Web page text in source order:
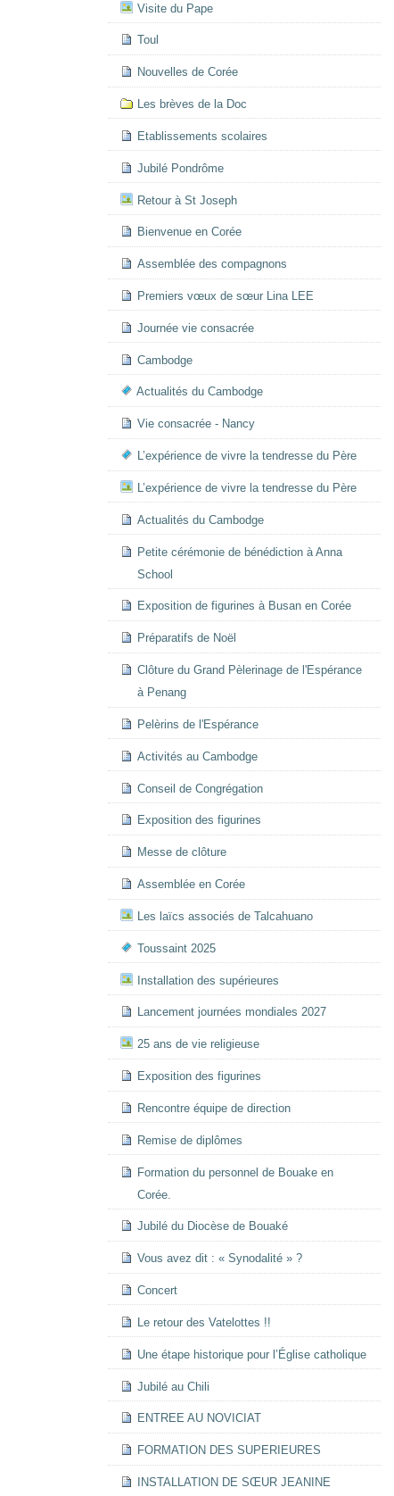
Visite du Pape
Toul
Nouvelles de Corée
Les brèves de la Doc
Etablissements scolaires
Jubilé Pondrôme
Retour à St Joseph
Bienvenue en Corée
Assemblée des compagnons
Premiers vœux de sœur Lina LEE
Journée vie consacrée
Cambodge
Actualités du Cambodge
Vie consacrée - Nancy
L’expérience de vivre la tendresse du Père
L’expérience de vivre la tendresse du Père
Actualités du Cambodge
Petite cérémonie de bénédiction à Anna
School
Exposition de figurines à Busan en Corée
Préparatifs de Noël
Clôture du Grand Pèlerinage de l'Espérance
à Penang
Pelèrins de l'Espérance
Activités au Cambodge
Conseil de Congrégation
Exposition des figurines
Messe de clôture
Assemblée en Corée
Les laïcs associés de Talcahuano
Toussaint 2025
Installation des supérieures
Lancement journées mondiales 2027
25 ans de vie religieuse
Exposition des figurines
Rencontre équipe de direction
Remise de diplômes
Formation du personnel de Bouake en
Corée.
Jubilé du Diocèse de Bouaké
Vous avez dit : « Synodalité » ?
Concert
Le retour des Vatelottes !!
Une étape historique pour l’Église catholique
Jubilé au Chili
ENTREE AU NOVICIAT
FORMATION DES SUPERIEURES
INSTALLATION DE SŒUR JEANINE